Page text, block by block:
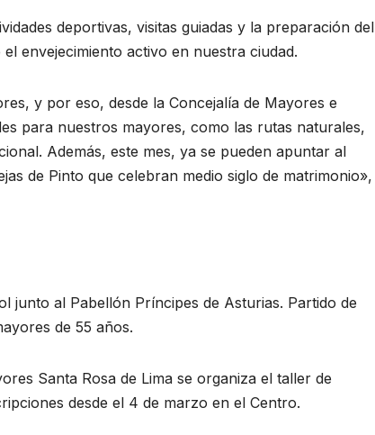
deportivas, visitas guiadas y la preparación del
envejecimiento activo en nuestra ciudad.
y por eso, desde la Concejalía de Mayores e
para nuestros mayores, como las rutas naturales,
Además, este mes, ya se pueden apuntar al
de Pinto que celebran medio siglo de matrimonio»,
junto al Pabellón Príncipes de Asturias. Partido de
de 55 años.
Santa Rosa de Lima se organiza el taller de
desde el 4 de marzo en el Centro.